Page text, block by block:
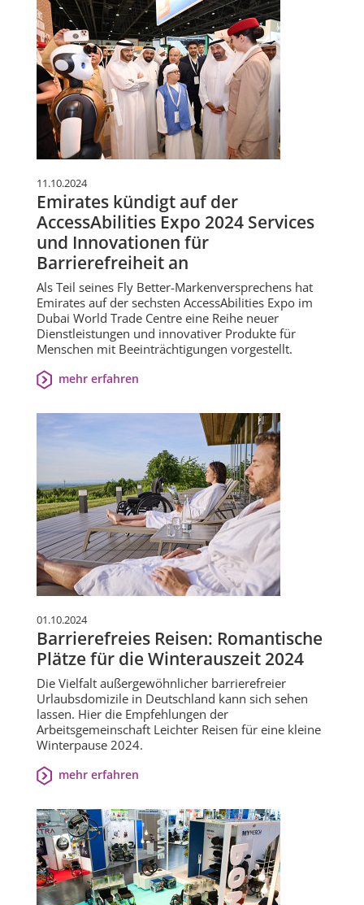
11.10.2024
Emirates kündigt auf der
AccessAbilities Expo 2024 Services
und Innovationen für
Barrierefreiheit an
Als Teil seines Fly Better-Markenversprechens hat
Emirates auf der sechsten AccessAbilities Expo im
Dubai World Trade Centre eine Reihe neuer
Dienstleistungen und innovativer Produkte für
Menschen mit Beeinträchtigungen vorgestellt.
mehr erfahren
01.10.2024
Barrierefreies Reisen: Romantische
Plätze für die Winterauszeit 2024
Die Vielfalt außergewöhnlicher barrierefreier
Urlaubsdomizile in Deutschland kann sich sehen
lassen. Hier die Empfehlungen der
Arbeitsgemeinschaft Leichter Reisen für eine kleine
Winterpause 2024.
mehr erfahren